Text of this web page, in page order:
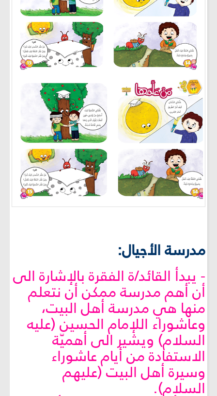
مدرسة الأجيال:
- يبدأ القائد/ة الفقرة بالإشارة الى
أن أهم مدرسة ممكن أن نتعلم
منها هي مدرسة أهل البيت،
وعاشوراء اللإمام الحسين (عليه
السلام) ويشير الى أهميّة
الاستفادة من أيام عاشوراء
وسيرة أهل البيت (عليهم
السلام).